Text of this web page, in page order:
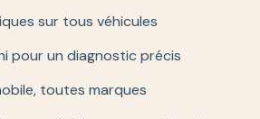
sur tous véhicules
pour un diagnostic précis
toutes marques